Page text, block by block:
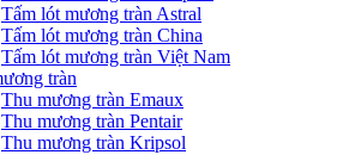
Tấm lót mương tràn Astral
Tấm lót mương tràn China
Tấm lót mương tràn Việt Nam
tràn
Thu mương tràn Emaux
Thu mương tràn Pentair
Thu mương tràn Kripsol